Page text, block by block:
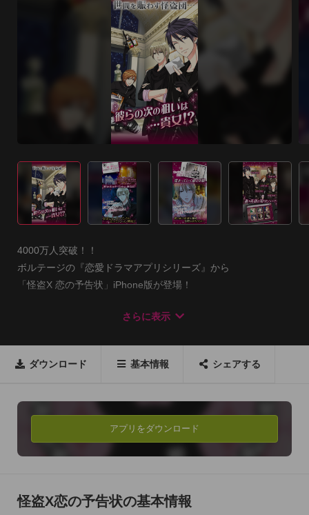
4000万人突破！！
ボルテージの『恋愛ドラマアプリシリーズ』から
「怪盗X 恋の予告状」iPhone版が登場！
カレの最新ストーリーを今すぐチェックしよう！
--------------------------
あなたが学芸員として働く博物館に侵入したのは世間を騒がす
彼らが狙うのは…貴女!?性悪なハッカー、好青年スナイパー、
フェロモン系二十面相、
さらに表示
ダウンロード 基本情報 シェアする
アプリをダウンロード
怪盗X恋の予告状の基本情報